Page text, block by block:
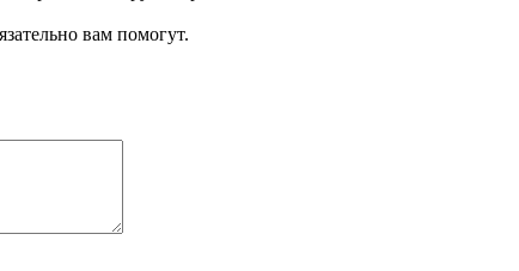
вам помогут.